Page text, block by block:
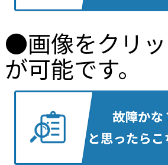
●画像をクリッ
が可能です。